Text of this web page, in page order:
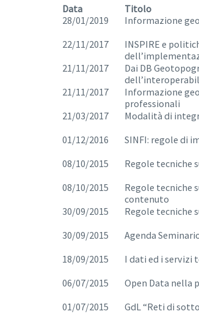
Data Titolo
28/01/2019
Informazione
22/11/2017
INSPIRE e
21/11/2017
Dai DB
21/11/2017
Informazione
professionali
21/03/2017
Modalità di
01/12/2016
SINFI: regole di
08/10/2015
Regole tecniche
08/10/2015
Regole tecniche
contenuto
30/09/2015
Regole tecniche
30/09/2015
Agenda
18/09/2015
I dati ed i servizi
06/07/2015
Open Data nella
01/07/2015
GdL “Reti di